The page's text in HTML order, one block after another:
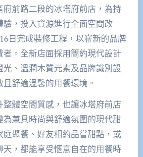
前路二段的冰塔府前店，為持
驗，投入資源進行全面空間改
日完成裝修工程，以嶄新的品牌
。全新店面採用簡約現代設計
光、溫潤木質元素及品牌識別設
舒適溫馨的用餐環境。
整體空間質感，也讓冰塔府前店
兼具時尚與舒適氛圍的現代甜
庭聚餐、好友相約品嘗甜點，或
，都能享受愜意自在的用餐時